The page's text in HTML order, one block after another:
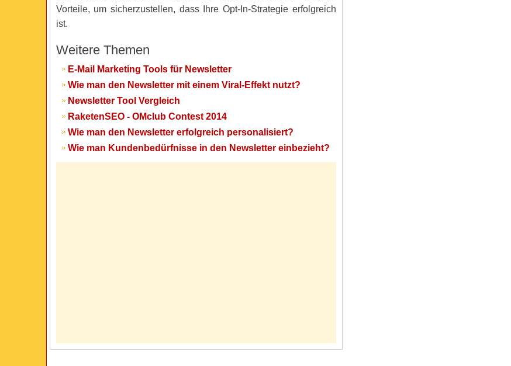
Vorteile, um sicherzustellen, dass Ihre Opt-In-Strategie erfolgreich
ist.
Weitere Themen
E-Mail Marketing Tools für Newsletter
Wie man den Newsletter mit einem Viral-Effekt nutzt?
Newsletter Tool Vergleich
RaketenSEO - OMclub Contest 2014
Wie man den Newsletter erfolgreich personalisiert?
Wie man Kundenbedürfnisse in den Newsletter einbezieht?